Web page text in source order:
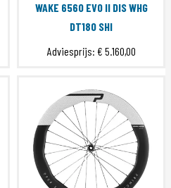
WAKE 6560 EVO II DIS WHG
DT180 SHI
Adviesprijs: € 5.160,00